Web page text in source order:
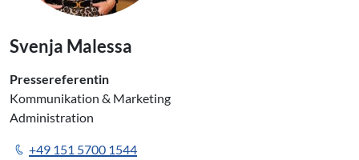
Svenja Malessa
Pressereferentin
Kommunikation & Marketing
Administration
+49 151 5700 1544